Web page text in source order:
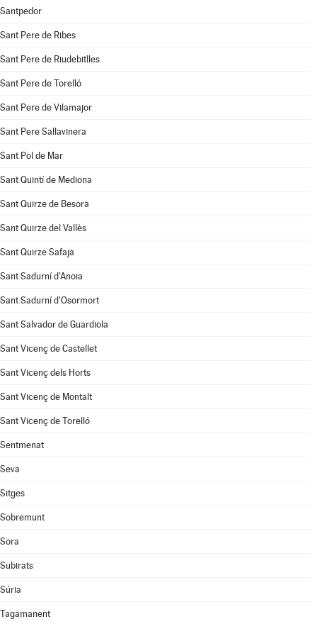
Santpedor
Sant Pere de Ribes
Sant Pere de Riudebitlles
Sant Pere de Torelló
Sant Pere de Vilamajor
Sant Pere Sallavinera
Sant Pol de Mar
Sant Quintí de Mediona
Sant Quirze de Besora
Sant Quirze del Vallès
Sant Quirze Safaja
Sant Sadurní d'Anoia
Sant Sadurní d'Osormort
Sant Salvador de Guardiola
Sant Vicenç de Castellet
Sant Vicenç dels Horts
Sant Vicenç de Montalt
Sant Vicenç de Torelló
Sentmenat
Seva
Sitges
Sobremunt
Sora
Subirats
Súria
Tagamanent